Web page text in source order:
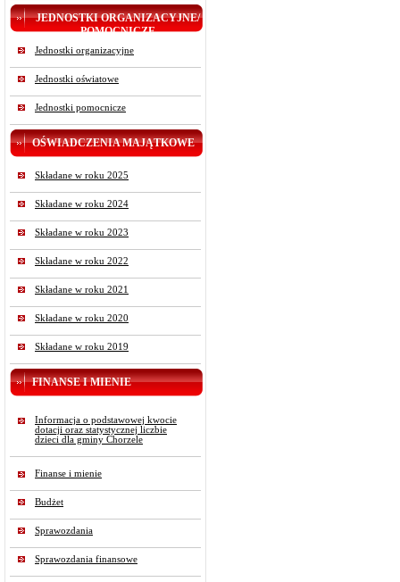
JEDNOSTKI ORGANIZACYJNE/
POMOCNICZE
Jednostki organizacyjne
Jednostki oświatowe
Jednostki pomocnicze
OŚWIADCZENIA MAJĄTKOWE
Składane w roku 2025
Składane w roku 2024
Składane w roku 2023
Składane w roku 2022
Składane w roku 2021
Składane w roku 2020
Składane w roku 2019
FINANSE I MIENIE
Informacja o podstawowej kwocie
dotacji oraz statystycznej liczbie
dzieci dla gminy Chorzele
Finanse i mienie
Budżet
Sprawozdania
Sprawozdania finansowe